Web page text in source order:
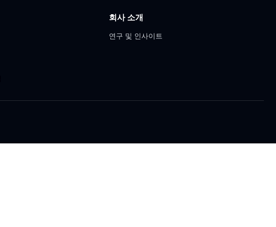
회사 소개
연구 및 인사이트